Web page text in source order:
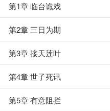
第1章 临台诡戏
第2章 三日为期
第3章 接天莲叶
第4章 世子死讯
第5章 有意阻拦